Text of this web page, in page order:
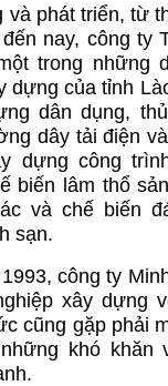
phát triển, từ
nay, công ty
trong những
dựng của tỉnh
dân dụng,
dây tải điện
dựng công
biến lâm thổ
và chế biến
sạn.
công ty
xây dựng
cũng gặp phải
khó khăn